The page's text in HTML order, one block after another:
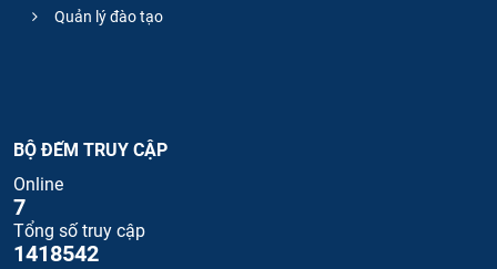
Quản lý đào tạo
BỘ ĐẾM TRUY CẬP
Online
7
Tổng số truy cập
1418542